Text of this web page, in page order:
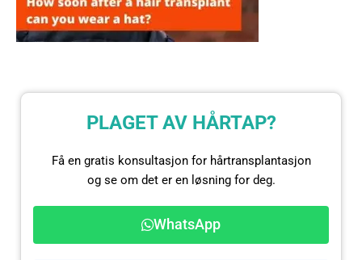
PLAGET AV HÅRTAP?
Få en gratis konsultasjon for hårtransplantasjon
og se om det er en løsning for deg.
WhatsApp